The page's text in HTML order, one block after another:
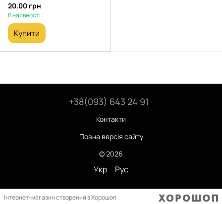
20.00 грн
В наявності
Купити
+38(093) 643 24 91
Контакти
Повна версія сайту
© 2026
Укр Рус
Інтернет-магазин створений з Хорошоп